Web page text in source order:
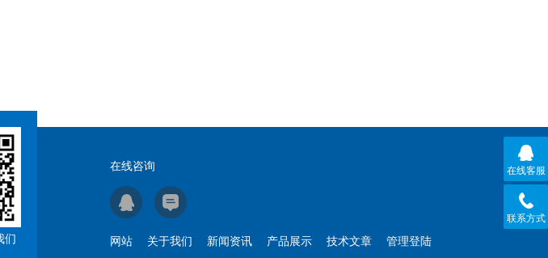
们
在线咨询
网站 关于我们 新闻资讯 产品展示 技术文章 管理登陆
在线客服
联系方式